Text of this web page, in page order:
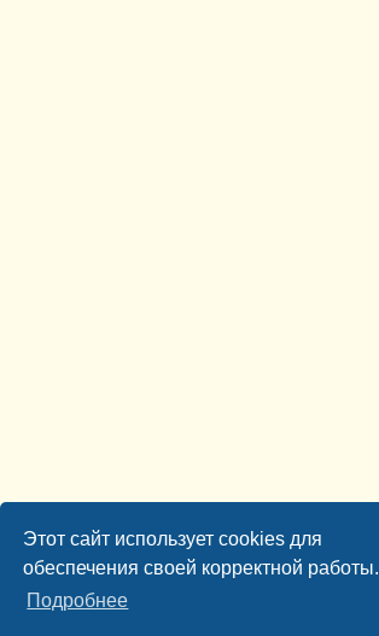
Этот сайт использует cookies для
обеспечения своей корректной работы.
Подробнее